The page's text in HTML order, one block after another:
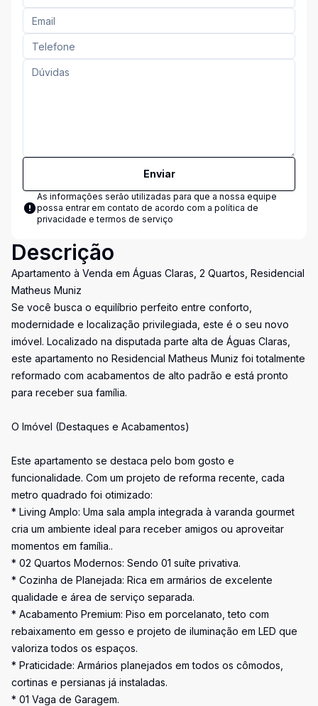
Enviar
As informações serão utilizadas para que a nossa equipe
possa entrar em contato de acordo com a política de
privacidade e termos de serviço
Descrição
Apartamento à Venda em Águas Claras, 2 Quartos, Residencial
Matheus Muniz
Se você busca o equilíbrio perfeito entre conforto,
modernidade e localização privilegiada, este é o seu novo
imóvel. Localizado na disputada parte alta de Águas Claras,
este apartamento no Residencial Matheus Muniz foi totalmente
reformado com acabamentos de alto padrão e está pronto
para receber sua família.
O Imóvel (Destaques e Acabamentos)
Este apartamento se destaca pelo bom gosto e
funcionalidade. Com um projeto de reforma recente, cada
metro quadrado foi otimizado:
* Living Amplo: Uma sala ampla integrada à varanda gourmet
cria um ambiente ideal para receber amigos ou aproveitar
momentos em família..
* 02 Quartos Modernos: Sendo 01 suíte privativa.
* Cozinha de Planejada: Rica em armários de excelente
qualidade e área de serviço separada.
* Acabamento Premium: Piso em porcelanato, teto com
rebaixamento em gesso e projeto de iluminação em LED que
valoriza todos os espaços.
* Praticidade: Armários planejados em todos os cômodos,
cortinas e persianas já instaladas.
* 01 Vaga de Garagem.